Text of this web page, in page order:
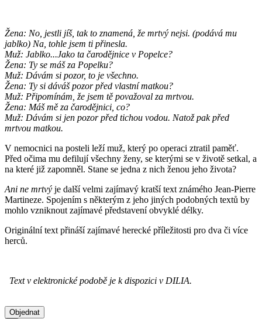
Žena: No, jestli jíš, tak to znamená, že mrtvý nejsi. (podává mu
jablko) Na, tohle jsem ti přinesla.
Muž: Jablko...Jako ta čarodějnice v Popelce?
Žena: Ty se máš za Popelku?
Muž: Dávám si pozor, to je všechno.
Žena: Ty si dáváš pozor před vlastní matkou?
Muž: Připomínám, že jsem tě považoval za mrtvou.
Žena: Máš mě za čarodějnici, co?
Muž: Dávám si jen pozor před tichou vodou. Natož pak před
mrtvou matkou.
V nemocnici na posteli leží muž, který po operaci ztratil paměť.
Před očima mu defilují všechny ženy, se kterými se v životě setkal, a
na které již zapomněl. Stane se jedna z nich ženou jeho života?
Ani ne mrtvý je další velmi zajímavý kratší text známého Jean-Pierre
Martineze. Spojením s některým z jeho jiných podobných textů by
mohlo vzniknout zajímavé představení obvyklé délky.
Originální text přináší zajímavé herecké příležitosti pro dva či více
herců.
Text v elektronické podobě je k dispozici v DILIA.
Objednat